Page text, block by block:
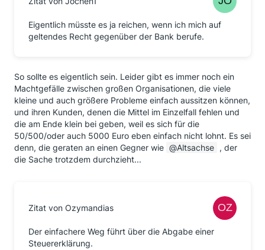
Eigentlich müsste es ja reichen, wenn ich mich auf
geltendes Recht gegenüber der Bank berufe.
So sollte es eigentlich sein. Leider gibt es immer noch ein
Machtgefälle zwischen großen Organisationen, die viele
kleine und auch größere Probleme einfach aussitzen können,
und ihren Kunden, denen die Mittel im Einzelfall fehlen und
die am Ende klein bei geben, weil es sich für die
50/500/oder auch 5000 Euro eben einfach nicht lohnt. Es sei
denn, die geraten an einen Gegner wie
Altsachse , der
die Sache trotzdem durchzieht...
Zitat von Ozymandias
Der einfachere Weg führt über die Abgabe einer
Steuererklärung.